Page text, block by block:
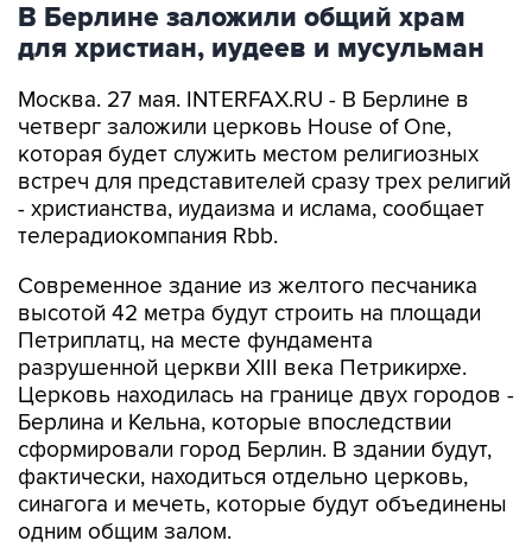
В Берлине заложили общий храм
для христиан, иудеев и мусульман
Москва. 27 мая. INTERFAX.RU - В Берлине в
четверг заложили церковь House of One,
которая будет служить местом религиозных
встреч для представителей сразу трех религий
- христианства, иудаизма и ислама, сообщает
телерадиокомпания Rbb.
Современное здание из желтого песчаника
высотой 42 метра будут строить на площади
Петриплатц, на месте фундамента
разрушенной церкви XIII века Петрикирхе.
Церковь находилась на границе двух городов -
Берлина и Кельна, которые впоследствии
сформировали город Берлин. В здании будут,
фактически, находиться отдельно церковь,
синагога и мечеть, которые будут объединены
одним общим залом.